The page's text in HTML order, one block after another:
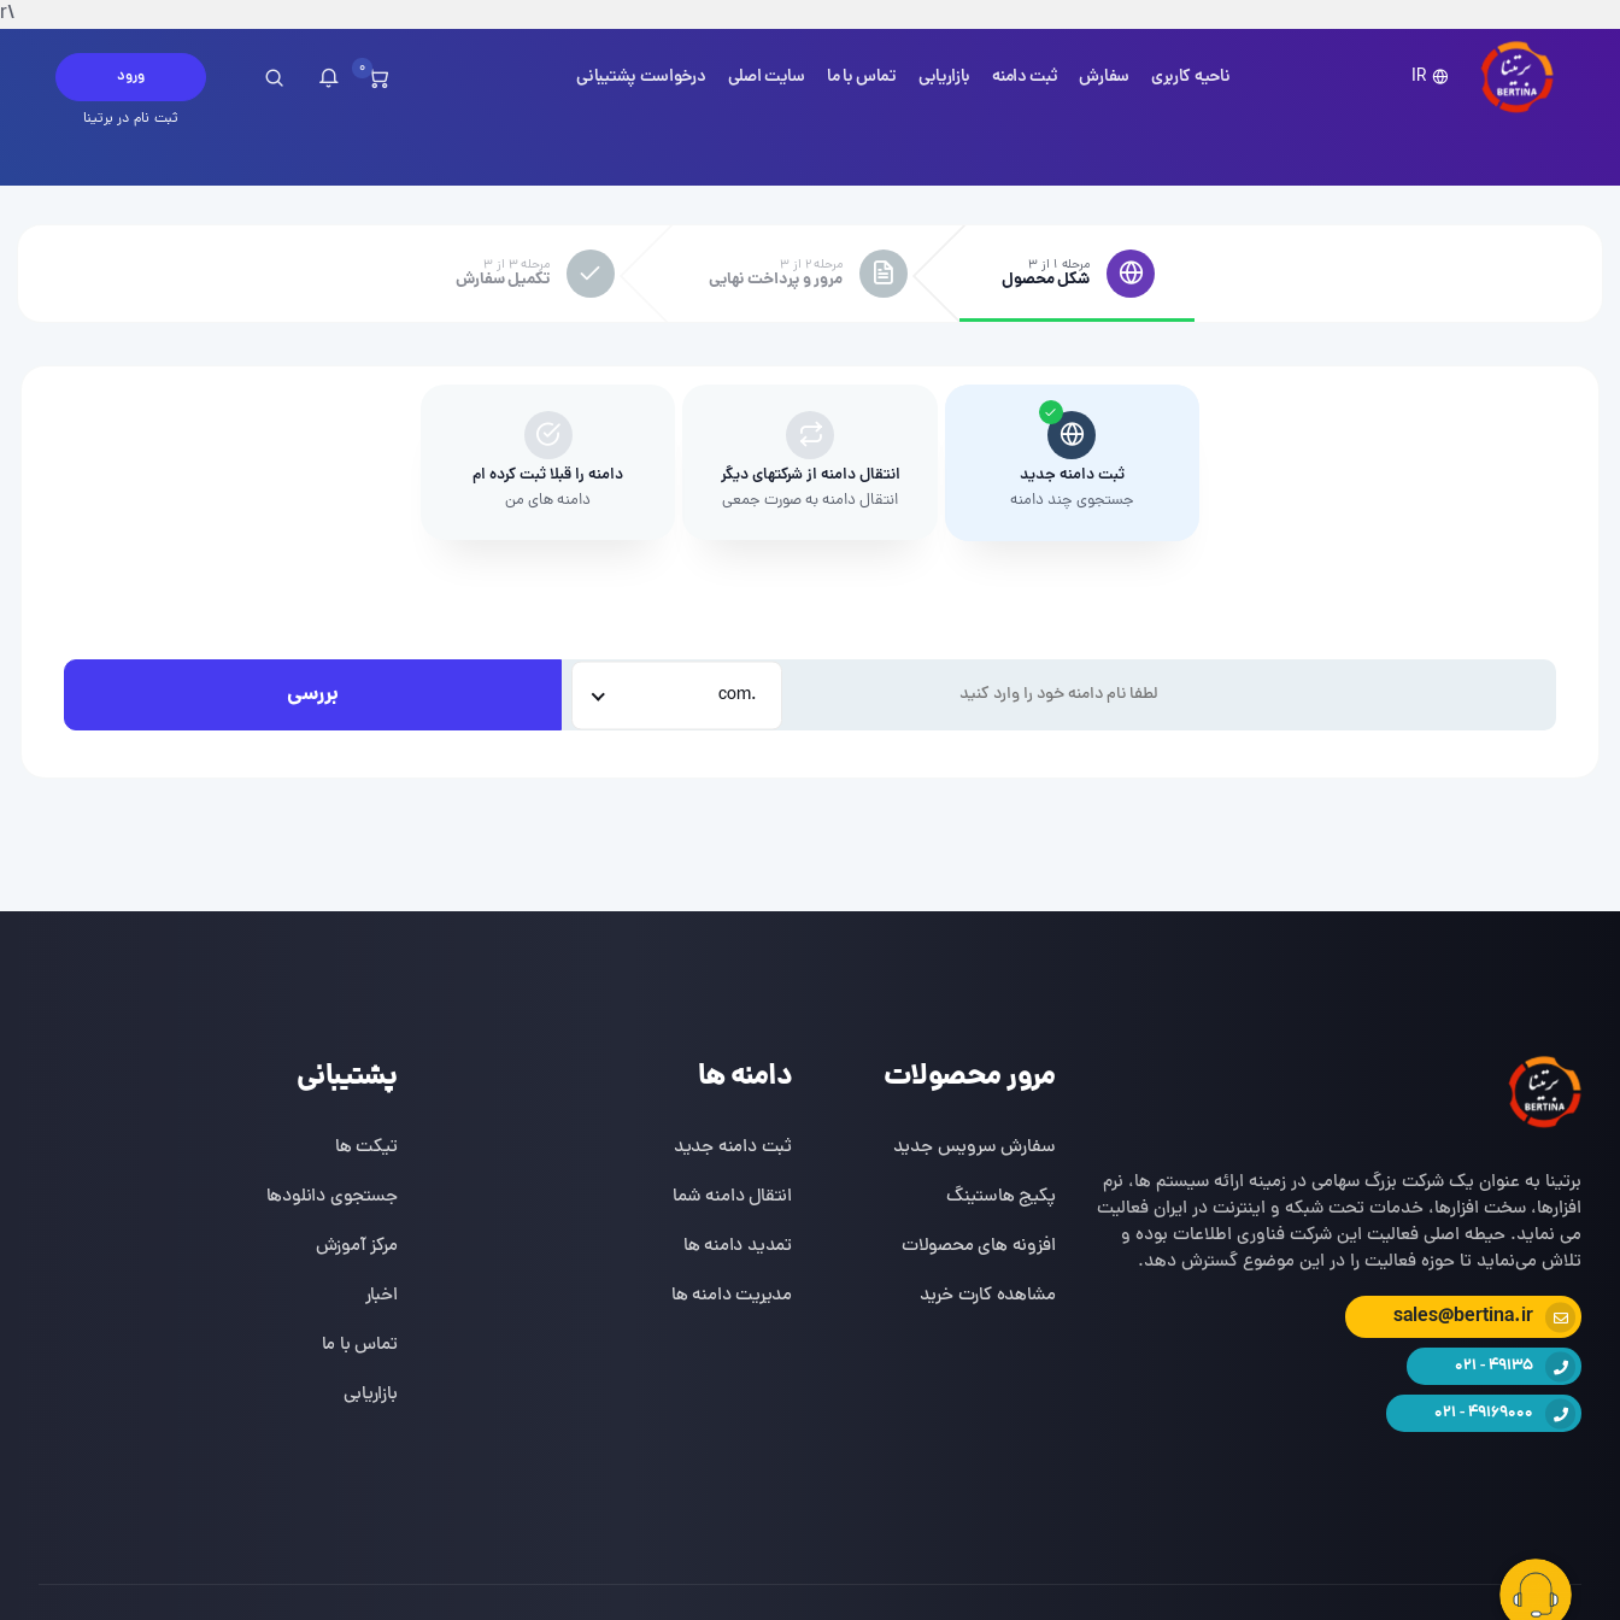
\r
IR ناحیه کاربری سفارش ثبت دامنه بازاریابی تماس با ما سایت اصلی درخواست پشتیبانی 0 ورود
ثبت نام در برتینا
مرحله ۱ از ۳
شکل محصول
مرحله ۲ از ۳
مرور و پرداخت نهایی
مرحله ۳ از ۳
تکمیل سفارش
ثبت دامنه جدید
جستجوی چند دامنه
انتقال دامنه از شرکتهای دیگر
انتقال دامنه به صورت جمعی
دامنه را قبلا ثبت کرده ام
دامنه های من
.com بررسی
برتینا به عنوان یک شرکت بزرگ سهامی در زمینه ارائه سیستم ها، نرم
افزارها، سخت افزارها، خدمات تحت شبکه و اینترنت در ایران فعالیت
می نماید. حیطه اصلی فعالیت این شرکت فناوری اطلاعات بوده و
تلاش می‌نماید تا حوزه فعالیت را در این موضوع گسترش دهد.
sales@bertina.ir
49135 - 021
49169000 - 021
مرور محصولات
سفارش سرویس جدید
پکیج هاستینگ
افزونه های محصولات
مشاهده کارت خرید
دامنه ها
ثبت دامنه جدید
انتقال دامنه شما
تمدید دامنه ها
مدیریت دامنه ها
پشتیبانی
تیکت ها
جستجوی دانلودها
مرکز آموزش
اخبار
تماس با ما
بازاریابی